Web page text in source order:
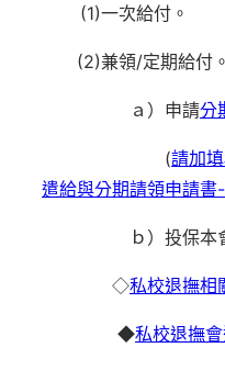
(1)一次給付。
(2)兼領/定期給付。
ａ）申請分
(請加
遣給與分期請領申請書
ｂ）投保本會所
◇私校退撫相
◆私校退撫